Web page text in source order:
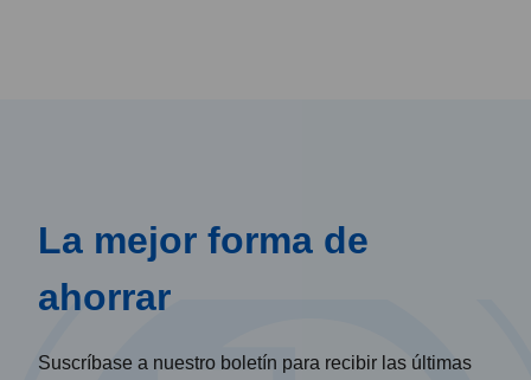
La mejor forma de
ahorrar
Suscríbase a nuestro boletín para recibir las últimas